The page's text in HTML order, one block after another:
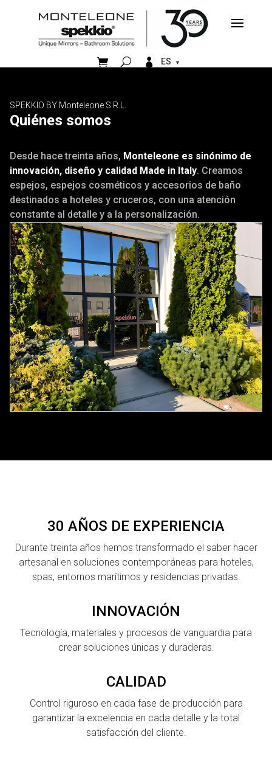
  ES
SPEKKIO BY Monteleone S.R.L.
Quiénes somos
Desde hace treinta años, Monteleone es sinónimo de
innovación, diseño y calidad Made in Italy. Creamos
espejos, espejos cosméticos y accesorios de baño
destinados a hoteles y cruceros, con una atención
constante al detalle y a la personalización.
30 AÑOS DE EXPERIENCIA
Durante treinta años hemos transformado el saber hacer
artesanal en soluciones contemporáneas para hoteles,
spas, entornos marítimos y residencias privadas.
INNOVACIÓN
Tecnología, materiales y procesos de vanguardia para
crear soluciones únicas y duraderas.
CALIDAD
Control riguroso en cada fase de producción para
garantizar la excelencia en cada detalle y la total
satisfacción del cliente.